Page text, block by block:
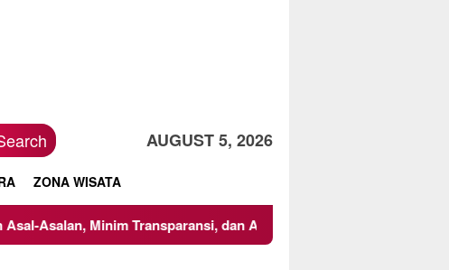
AUGUST 5, 2026
ZONA WISATA
Transparansi, dan Abaikan K3